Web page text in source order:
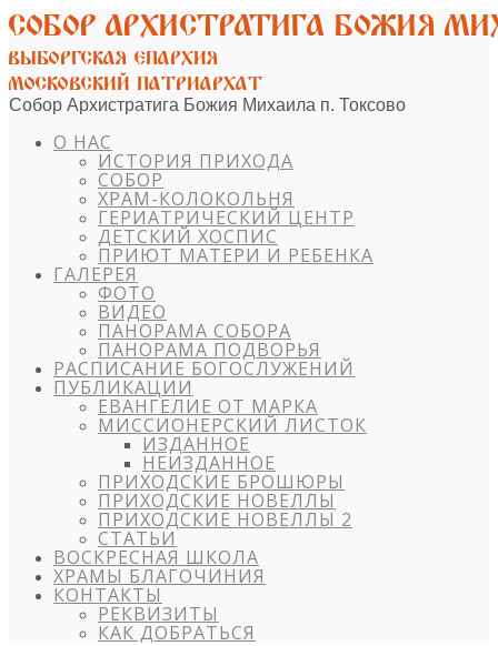
Собор Архистратига Божия Михаила п. Токсово
О НАС
ИСТОРИЯ ПРИХОДА
СОБОР
ХРАМ-КОЛОКОЛЬНЯ
ГЕРИАТРИЧЕСКИЙ ЦЕНТР
ДЕТСКИЙ ХОСПИС
ПРИЮТ МАТЕРИ И РЕБЕНКА
ГАЛЕРЕЯ
ФОТО
ВИДЕО
ПАНОРАМА СОБОРА
ПАНОРАМА ПОДВОРЬЯ
РАСПИСАНИЕ БОГОСЛУЖЕНИЙ
ПУБЛИКАЦИИ
ЕВАНГЕЛИЕ ОТ МАРКА
МИССИОНЕРСКИЙ ЛИСТОК
ИЗДАННОЕ
НЕИЗДАННОЕ
ПРИХОДСКИЕ БРОШЮРЫ
ПРИХОДСКИЕ НОВЕЛЛЫ
ПРИХОДСКИЕ НОВЕЛЛЫ 2
СТАТЬИ
ВОСКРЕСНАЯ ШКОЛА
ХРАМЫ БЛАГОЧИНИЯ
КОНТАКТЫ
РЕКВИЗИТЫ
КАК ДОБРАТЬСЯ